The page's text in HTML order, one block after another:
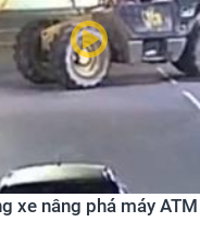
xe nâng phá máy